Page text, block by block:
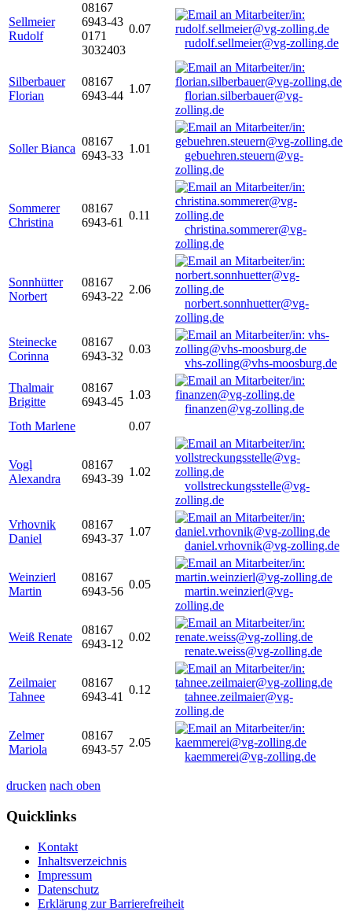
Sellmeier
Rudolf
08167
6943-43
0171
3032403
0.07
rudolf.sellmeier@vg-zolling.de
Silberbauer
Florian
08167
6943-44
1.07
florian.silberbauer@vg-
zolling.de
Soller Bianca
08167
6943-33
1.01
gebuehren.steuern@vg-
zolling.de
Sommerer
Christina
08167
6943-61
0.11
christina.sommerer@vg-
zolling.de
Sonnhütter
Norbert
08167
6943-22
2.06
norbert.sonnhuetter@vg-
zolling.de
Steinecke
Corinna
08167
6943-32
0.03
vhs-zolling@vhs-moosburg.de
Thalmair
Brigitte
08167
6943-45
1.03
finanzen@vg-zolling.de
Toth Marlene
0.07
Vogl
Alexandra
08167
6943-39
1.02
vollstreckungsstelle@vg-
zolling.de
Vrhovnik
Daniel
08167
6943-37
1.07
daniel.vrhovnik@vg-zolling.de
Weinzierl
Martin
08167
6943-56
0.05
martin.weinzierl@vg-
zolling.de
Weiß Renate
08167
6943-12
0.02
renate.weiss@vg-zolling.de
Zeilmaier
Tahnee
08167
6943-41
0.12
tahnee.zeilmaier@vg-
zolling.de
Zelmer
Mariola
08167
6943-57
2.05
kaemmerei@vg-zolling.de
drucken nach oben
Quicklinks
Kontakt
Inhaltsverzeichnis
Impressum
Datenschutz
Erklärung zur Barrierefreiheit